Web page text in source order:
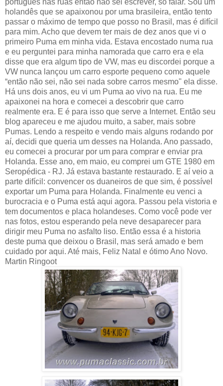
holandês que se apaixonou por uma brasileira, então tento
passar o máximo de tempo que posso no Brasil, mas é difícil
para mim. Acho que devem ter mais de dez anos que vi o
primeiro Puma em minha vida. Estava encostado numa rua
e eu perguntei para minha namorada que carro era e ela
disse que era algum tipo de VW, mas eu discordei porque a
VW nunca lançou um carro esporte pequeno como aquele
“então não sei, não sei nada sobre carros mesmo" ela disse.
Há uns dois anos, eu vi um Puma ao vivo na rua. Eu me
apaixonei na hora e comecei a descobrir que carro
realmente era. E é para isso que serve a Internet. Então seu
blog apareceu e me ajudou muito, a saber, mais sobre
Pumas. Lendo a respeito e vendo mais alguns rodando por
aí, decidi que queria um desses na Holanda. Ano passado,
eu comecei a procurar por um para comprar e enviar pra
Holanda. Esse ano, em maio, eu comprei um GTE 1980 em
Seropédica - RJ. Já estava bastante restaurado. E aí veio a
parte difícil: convencer os duaneiros de que sim, é possível
exportar um Puma para Holanda. Finalmente eu venci a
burocracia e o Puma está aqui agora. Passou pela vistoria e
tem documentos e placa holandeses. Como você pode ver
nas fotos, estou esperando pela neve desaparecer para
dirigir meu Puma no asfalto liso. Então essa é a historia
deste puma que deixou o Brasil, mas será amado e bem
cuidado por aqui. Até mais, Feliz Natal e ótimo Ano Novo.
Martin Ringoot